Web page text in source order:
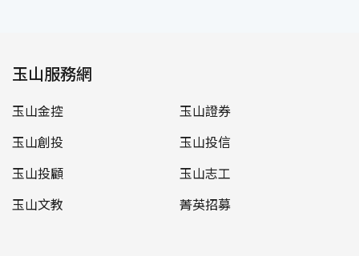
玉山服務網
玉山金控
玉山證券
玉山創投
玉山投信
玉山投顧
玉山志工
玉山文教
菁英招募